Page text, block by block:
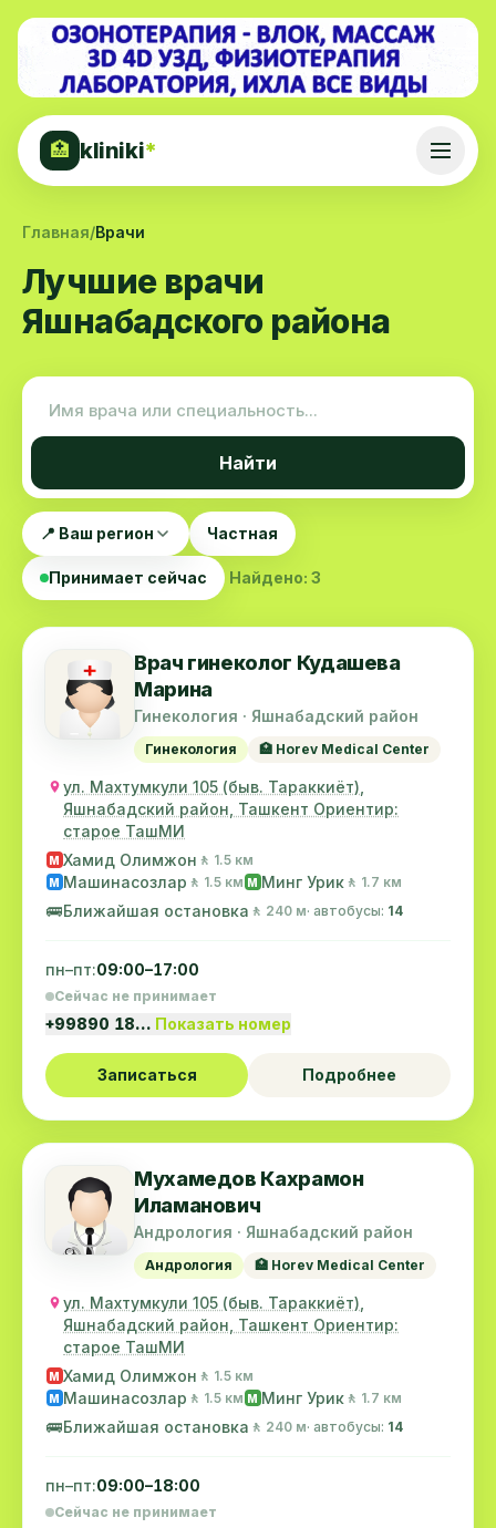
🏥 kliniki*
Главная/Врачи
Лучшие врачи
Яшнабадского района
Найти
📍 Ваш регион Частная
Принимает сейчас Найдено: 3
Врач гинеколог Кудашева
Марина
Гинекология · Яшнабадский район
Гинекология 🏥 Horev Medical Center
ул. Махтумкули 105 (быв. Тараккиёт),
Яшнабадский район, Ташкент Ориентир:
старое ТашМИ
M Хамид Олимжон 🚶 1.5 км
M Машинасозлар 🚶 1.5 км M Минг Урик 🚶 1.7 км
🚌Ближайшая остановка 🚶 240 м· автобусы: 14
пн–пт:09:00–17:00
Сейчас не принимает
+99890 18… Показать номер
Записаться Подробнее
Мухамедов Кахрамон
Иламанович
Андрология · Яшнабадский район
Андрология 🏥 Horev Medical Center
ул. Махтумкули 105 (быв. Тараккиёт),
Яшнабадский район, Ташкент Ориентир:
старое ТашМИ
M Хамид Олимжон 🚶 1.5 км
M Машинасозлар 🚶 1.5 км M Минг Урик 🚶 1.7 км
🚌Ближайшая остановка 🚶 240 м· автобусы: 14
пн–пт:09:00–18:00
Сейчас не принимает